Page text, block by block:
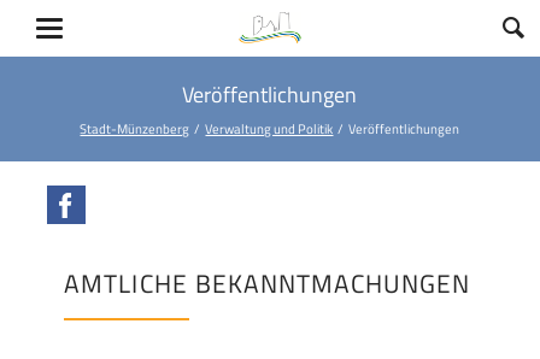
Veröffentlichungen
Stadt-Münzenberg Verwaltung und Politik Veröffentlichungen
AMTLICHE BEKANNTMACHUNGEN